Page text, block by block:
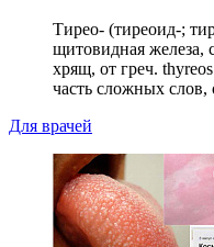
Тирео- (тиреоид-;
щитовидная железа,
хрящ, от греч.
часть сложных
Для врачей